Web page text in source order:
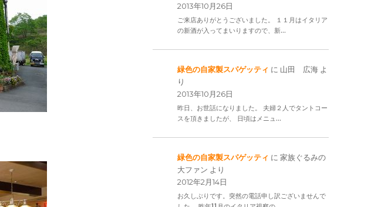
2013年10月26日
ご来店ありがとうございました。 １１月はイタリア
の新酒が入ってまいりますので、新…
緑色の自家製スパゲッティ に 山田 広海 よ
り
2013年10月26日
昨日、お世話になりました。 夫婦２人でタントコー
スを頂きましたが、 日頃はメニュ…
緑色の自家製スパゲッティ に家族ぐるみの
大ファン より
2012年2月14日
お久しぶりです。突然の電話申し訳ございませんで